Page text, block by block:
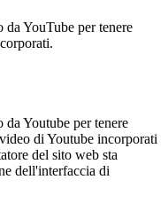
da YouTube per tenere
da Youtube per tenere
di Youtube incorporati
del sito web sta
dell'interfaccia di